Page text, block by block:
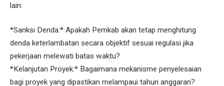
lain:
*Sanksi Denda:* Apakah Pemkab akan tetap menghitung
denda keterlambatan secara objektif sesuai regulasi jika
pekerjaan melewati batas waktu?
*Kelanjutan Proyek:* Bagaimana mekanisme penyelesaian
bagi proyek yang dipastikan melampaui tahun anggaran?